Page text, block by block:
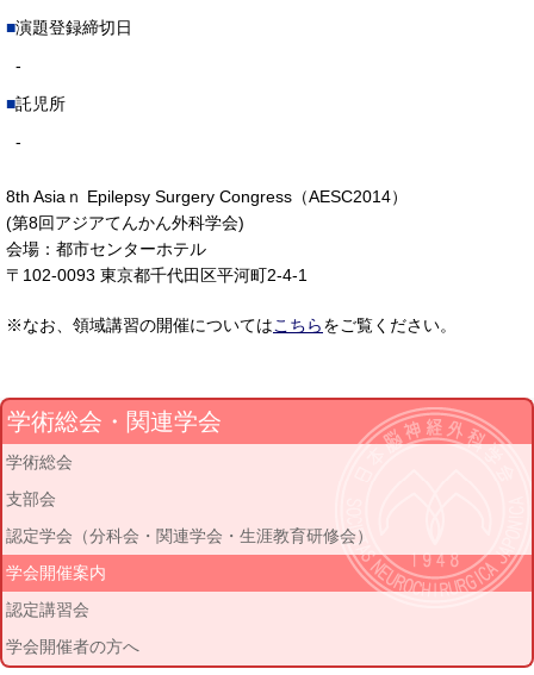
演題登録締切日
-
託児所
-
8th Asiaｎ Epilepsy Surgery Congress（AESC2014）
(第8回アジアてんかん外科学会)
会場：都市センターホテル
〒102-0093 東京都千代田区平河町2-4-1
※なお、領域講習の開催についてはこちらをご覧ください。
学術総会・関連学会
学術総会
支部会
認定学会（分科会・関連学会・生涯教育研修会）
学会開催案内
認定講習会
学会開催者の方へ